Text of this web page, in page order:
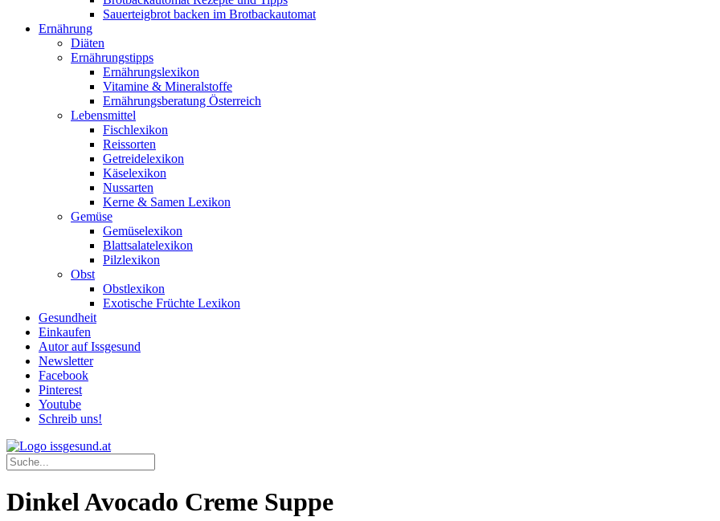
Sauerteigbrot backen im Brotbackautomat
Ernährung
Diäten
Ernährungstipps
Ernährungslexikon
Vitamine & Mineralstoffe
Ernährungsberatung Österreich
Lebensmittel
Fischlexikon
Reissorten
Getreidelexikon
Käselexikon
Nussarten
Kerne & Samen Lexikon
Gemüse
Gemüselexikon
Blattsalatelexikon
Pilzlexikon
Obst
Obstlexikon
Exotische Früchte Lexikon
Gesundheit
Einkaufen
Autor auf Issgesund
Newsletter
Facebook
Pinterest
Youtube
Schreib uns!
Dinkel Avocado Creme Suppe